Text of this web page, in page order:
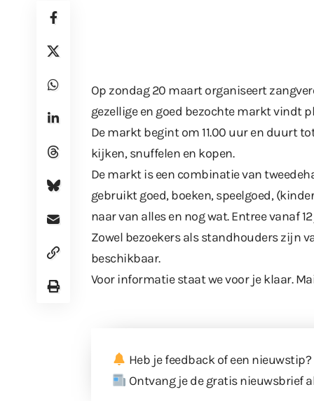
Op zondag 20 maart organiseert
gezellige en goed bezochte markt vindt
De markt begint om 11.00 uur en duurt
kijken, snuffelen en kopen.
De markt is een combinatie van
gebruikt goed, boeken, speelgoed,
naar van alles en nog wat. Entree vanaf
Zowel bezoekers als standhouders zijn
beschikbaar.
Voor informatie staat we voor je klaar.
Heb je feedback of een nieuwstip?
Ontvang je de gratis nieuwsbrief